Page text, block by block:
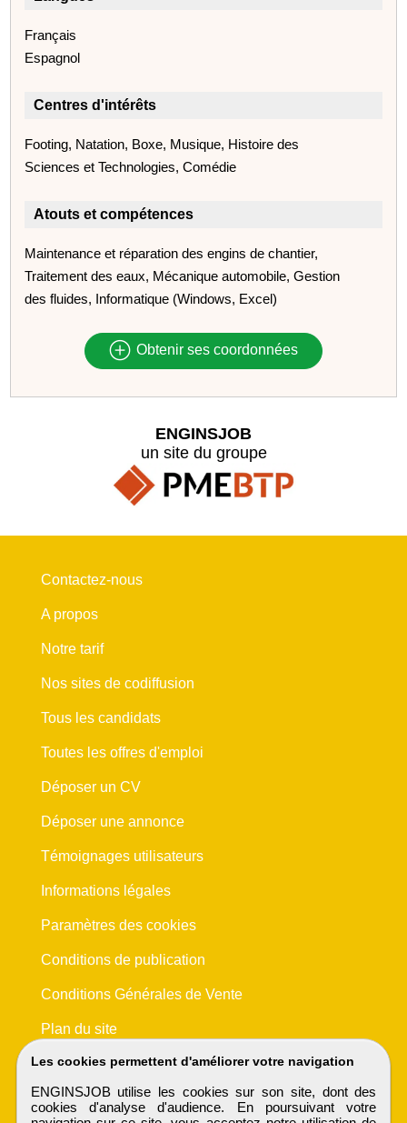
Français
Espagnol
Centres d'intérêts
Footing, Natation, Boxe, Musique, Histoire des
Sciences et Technologies, Comédie
Atouts et compétences
Maintenance et réparation des engins de chantier,
Traitement des eaux, Mécanique automobile, Gestion
des fluides, Informatique (Windows, Excel)
Obtenir ses coordonnées
Les cookies permettent d'améliorer votre navigation
ENGINSJOB utilise les cookies sur son site, dont des
cookies d'analyse d'audience. En poursuivant votre
ENGINSJOB
un site du groupe
Contactez-nous
A propos
Notre tarif
Nos sites de codiffusion
Tous les candidats
Toutes les offres d'emploi
Déposer un CV
Déposer une annonce
Témoignages utilisateurs
Informations légales
Paramètres des cookies
Conditions de publication
Conditions Générales de Vente
Plan du site